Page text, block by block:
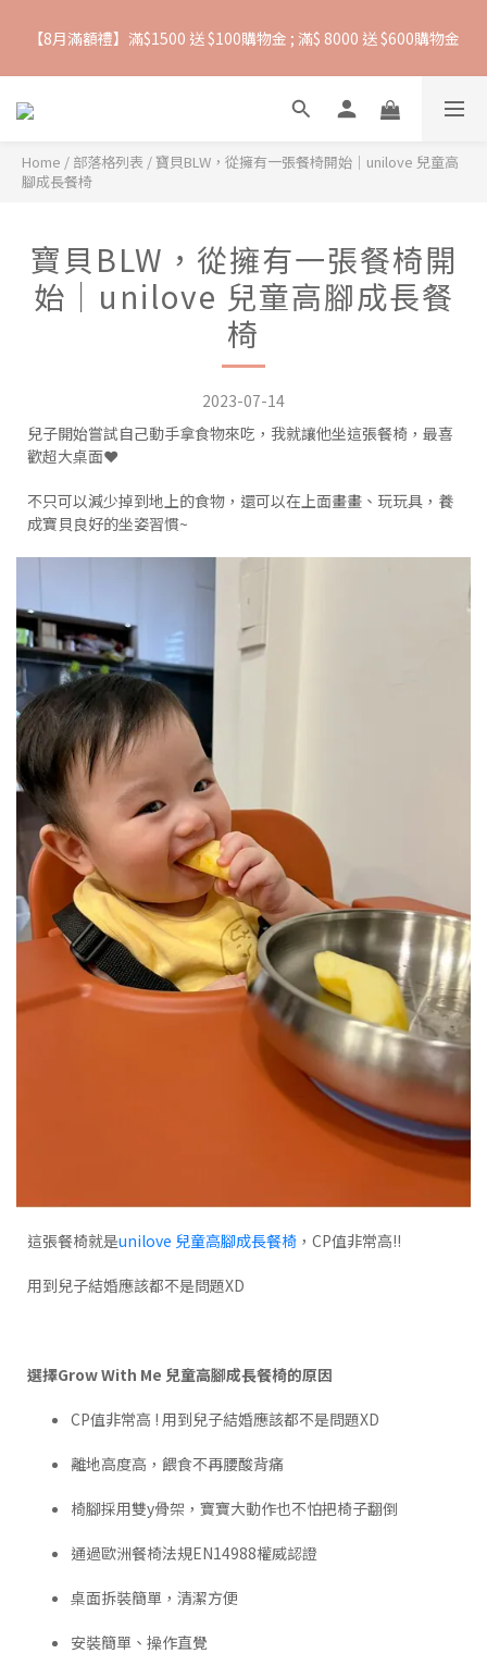
抵抗熱浪必備用品︱滿$2500贈 Farlin EDI超純水溼紙巾
物金
抵抗熱浪必備用品︱滿$2500贈 Farlin EDI超純水溼紙巾
Home / 部落格列表 /寶貝BLW，從擁有一張餐椅開始｜unilove 兒童高
腳成長餐椅
寶貝BLW，從擁有一張餐椅開
始｜unilove 兒童高腳成長餐
椅
2023-07-14
兒子開始嘗試自己動手拿食物來吃，我就讓他坐這張餐椅，最喜
歡超大桌面❤️
不只可以減少掉到地上的食物，還可以在上面畫畫、玩玩具，養
成寶貝良好的坐姿習慣~
這張餐椅就是unilove 兒童高腳成長餐椅 ，CP值非常高!!
用到兒子結婚應該都不是問題XD
選擇Grow With Me 兒童高腳成長餐椅的原因
CP值非常高 ! 用到兒子結婚應該都不是問題XD
離地高度高，餵食不再腰酸背痛
椅腳採用雙y骨架，寶寶大動作也不怕把椅子翻倒
通過歐洲餐椅法規EN14988權威認證
桌面拆裝簡單，清潔方便
安裝簡單、操作直覺